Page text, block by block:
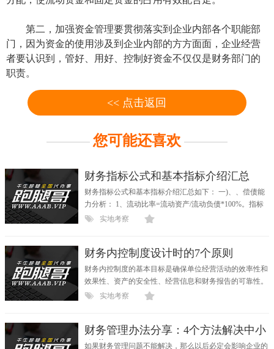
第二，加强资金管理要贯彻落实到企业内部各个职能部
门，因为资金的使用涉及到企业内部的方方面面，企业经营
者要认识到，管好、用好、控制好资金不仅仅是财务部门的
职责。
<< 点击返回
您可能还喜欢
财务指标公式和基本指标介绍汇总
财务指标公式和基本指标介绍汇总如下： 一)、、偿债能
力分析： 1、流动比率=流动资产/流动负债*100%。指标
越高，企...
实地考察
财务内控制度设计时的7个原则
财务内控制度的基本目标是确保单位经营活动的效率性和
效果性、资产的安全性、经营信息和财务报告的可靠性。
财...
实地考察
财务管理办法分享：4个方法解决中小
企业
如果财务管理问题不能解决，那么以后必定会影响企业的